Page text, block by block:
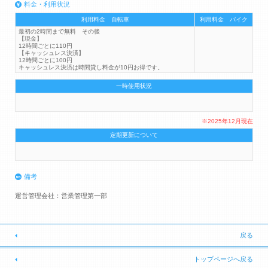
料金・利用状況
利用料金 自転車
利用料金 バイク
最初の2時間まで無料 その後
【現金】
12時間ごとに110円
【キャッシュレス決済】
12時間ごとに100円
キャッシュレス決済は時間貸し料金が10円お得です。
一時使用状況
※2025年12月現在
定期更新について
備考
運営管理会社：営業管理第一部
戻る
トップページへ戻る